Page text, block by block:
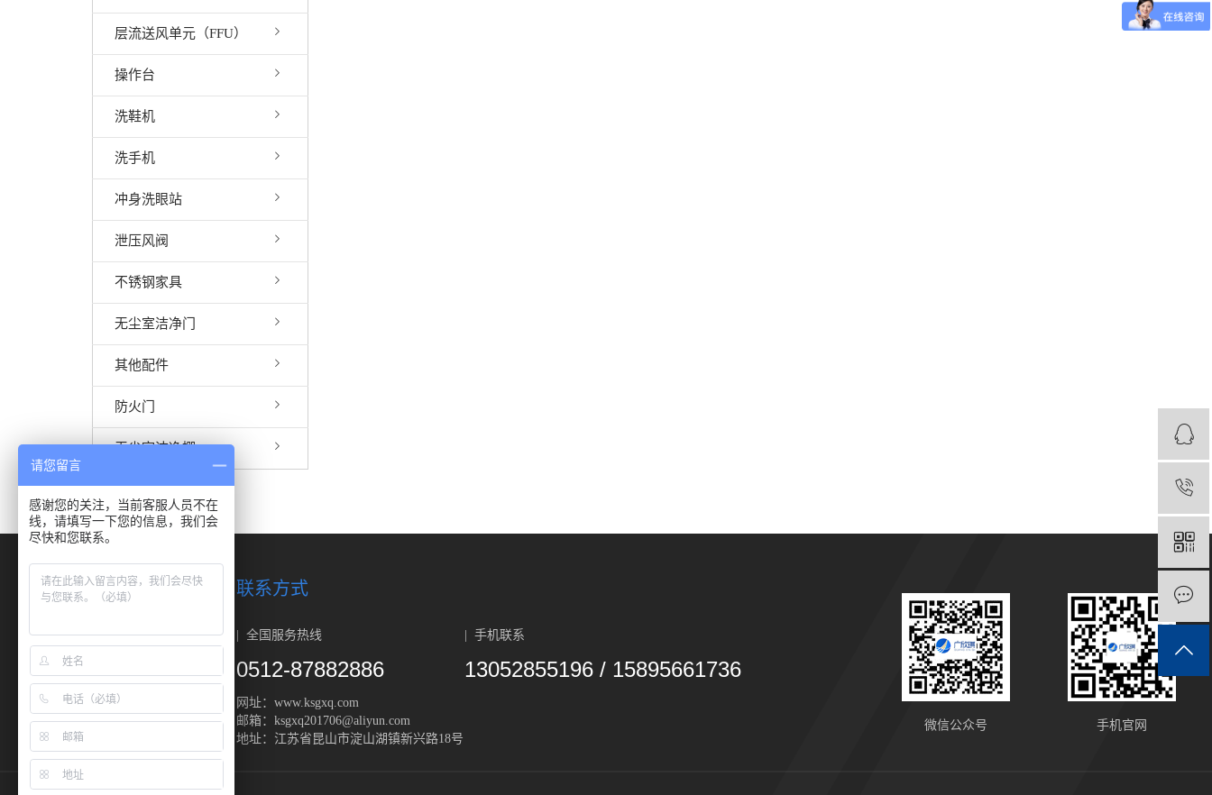
层流送风单元（FFU）
操作台
洗鞋机
洗手机
冲身洗眼站
泄压风阀
不锈钢家具
无尘室洁净门
其他配件
防火门
无尘室洁净棚
快速链接
关于我们
产品中心
案例展示
新闻中心
联系方式
| 全国服务热线
0512-87882886
| 手机联系
13052855196 / 15895661736
网址：www.ksgxq.com
邮箱：ksgxq201706@aliyun.com
地址：江苏省昆山市淀山湖镇新兴路18号
微信公众号 手机官网
请您留言
感谢您的关注，当前客服人员不在
线，请填写一下您的信息，我们会
尽快和您联系。